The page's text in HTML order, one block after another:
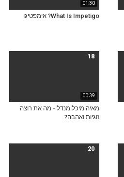
01:30
What Is Impetigo? אימפטיגו
00:39
18
מאיה מיכל מנדל - מה את רוצה
זוגיות ואהבה?
20